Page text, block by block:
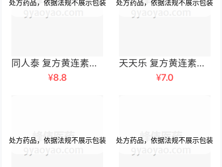
同人泰 复方黄连素片 30mgx100片/瓶
¥8.8
天天乐 复方黄连素片 30毫克×12片×2板
¥7.0